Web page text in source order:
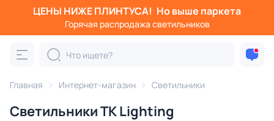
ЦЕНЫ НИЖЕ ПЛИНТУСА! Но выше паркета
Горячая распродажа светильников
Главная Интернет-магазин Светильники
Светильники TK Lighting
Фильтры
Категория:
Люстры Подвесные светильники